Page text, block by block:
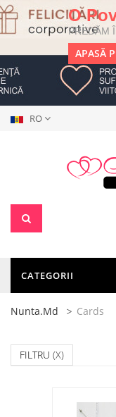
O
PREDĂM
APASĂ
RO
CATEGORII
Nunta.md Cards
FILTRU (X)